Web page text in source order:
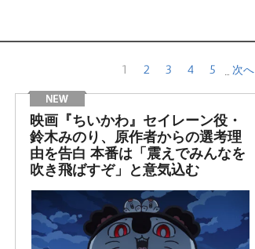
1 2 3 4 5 次へ
映画『ちいかわ』セイレーン役・
鈴木みのり、原作者からの選考理
由を告白 本番は「震えでみんなを
吹き飛ばすぞ」と意気込む